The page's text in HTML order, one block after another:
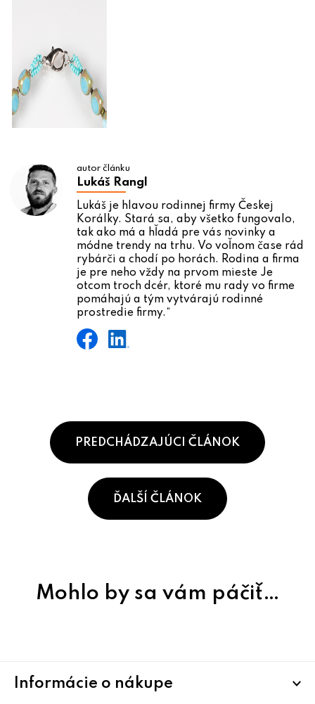
autor článku
Lukáš Rangl
Lukáš je hlavou rodinnej firmy Českej
Korálky. Stará sa, aby všetko fungovalo,
tak ako má a hľadá pre vás novinky a
módne trendy na trhu. Vo voľnom čase rád
rybárči a chodí po horách. Rodina a firma
je pre neho vždy na prvom mieste Je
otcom troch dcér, ktoré mu rady vo firme
pomáhajú a tým vytvárajú rodinné
prostredie firmy.“
PREDCHÁDZAJÚCI ČLÁNOK
ĎALŠÍ ČLÁNOK
Mohlo by sa vám páčiť…
Informácie o nákupe